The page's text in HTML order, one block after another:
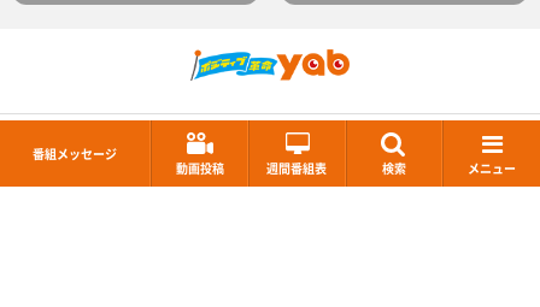
番組メッセージ
動画投稿
週間番組表 検索 メニュー
Yamaguchi Asahi Broadcasting.,Ltd.